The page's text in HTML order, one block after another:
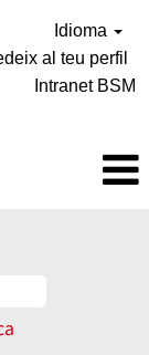
Idioma
al teu perfil
Intranet BSM